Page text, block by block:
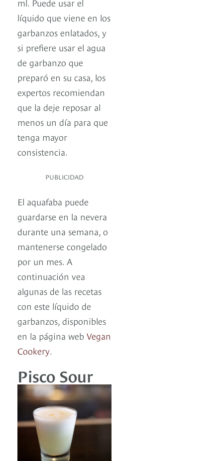
líquido que viene en los
garbanzos enlatados, y
si prefiere usar el agua
de garbanzo que
preparó en su casa, los
expertos recomiendan
que la deje reposar al
menos un día para que
tenga mayor
consistencia.
PUBLICIDAD
El aquafaba puede
guardarse en la nevera
durante una semana, o
mantenerse congelado
por un mes. A
continuación vea
algunas de las recetas
con este líquido de
garbanzos, disponibles
en la página web Vegan
Cookery.
Pisco Sour